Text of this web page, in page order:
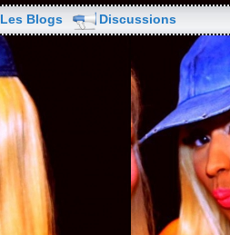
Les Blogs Discussions